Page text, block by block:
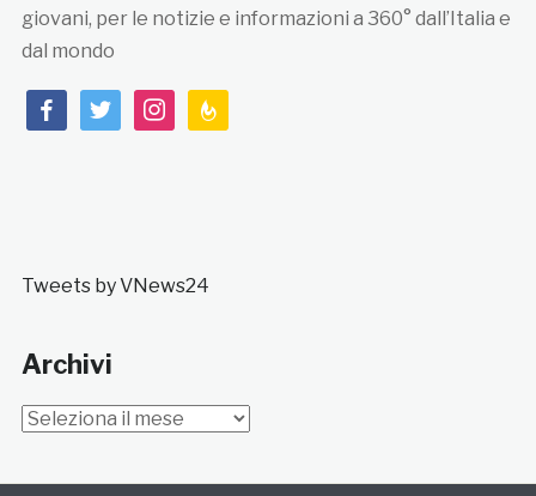
giovani, per le notizie e informazioni a 360° dall’Italia e
dal mondo
facebooktwitterinstagramfeedburner
Tweets by VNews24
Archivi
Archivi